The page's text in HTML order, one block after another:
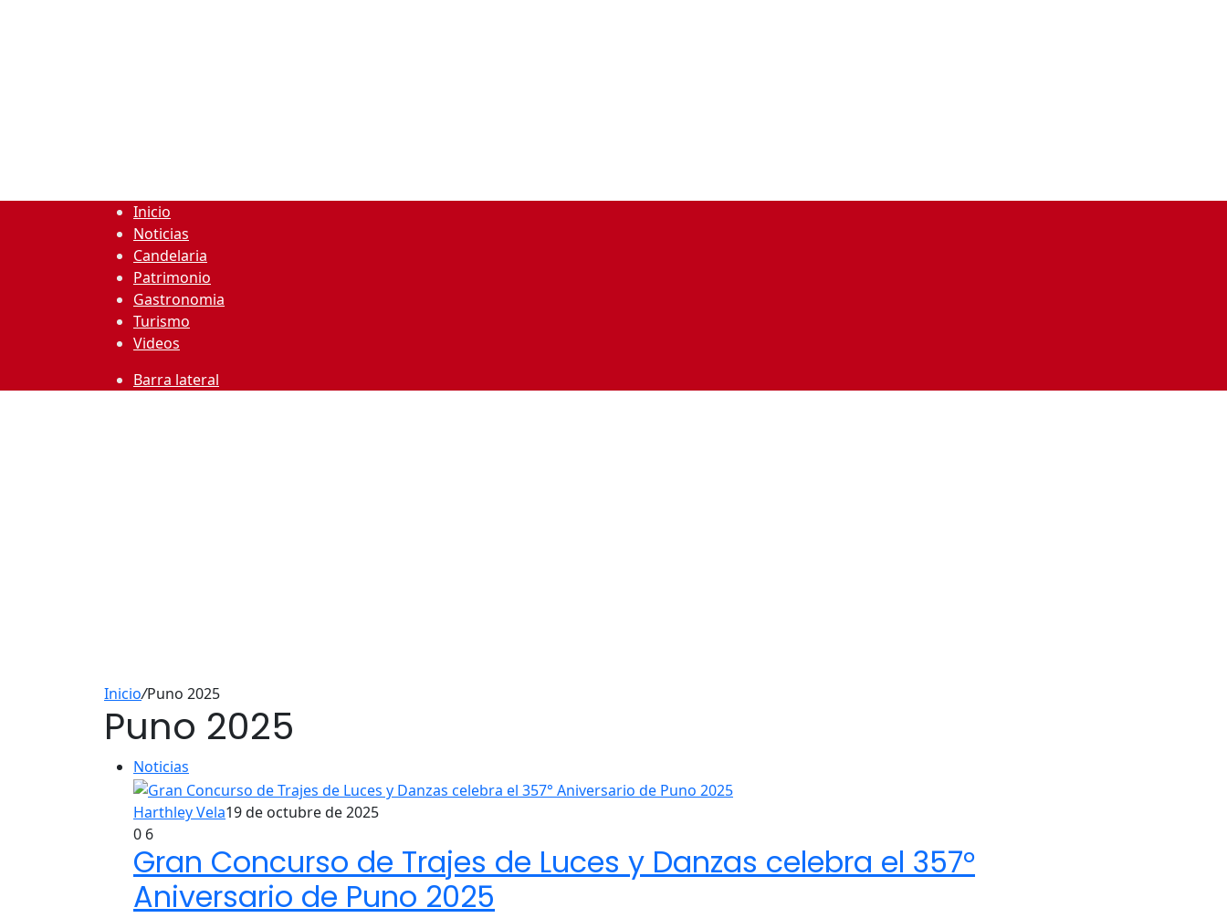
Inicio
Noticias
Candelaria
Patrimonio
Gastronomia
Turismo
Videos
Barra lateral
Inicio/Puno 2025
Puno 2025
Noticias
Harthley Vela19 de octubre de 2025
0 6
Gran Concurso de Trajes de Luces y Danzas celebra el 357°
Aniversario de Puno 2025